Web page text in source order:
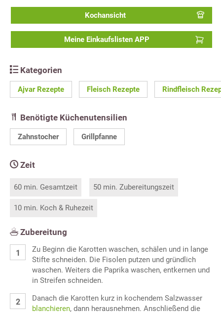
Kochansicht
Meine Einkaufslisten APP
Kategorien
Ajvar Rezepte Fleisch Rezepte Rindfleisch
Benötigte Küchenutensilien
Zahnstocher Grillpfanne
Zeit
60 min. Gesamtzeit 50 min. Zubereitungszeit
10 min. Koch & Ruhezeit
Zubereitung
Zu Beginn die Karotten waschen, schälen und in lange
Stifte schneiden. Die Fisolen putzen und gründlich
waschen. Weiters die Paprika waschen, entkernen und
in Streifen schneiden.
Danach die Karotten kurz in kochendem Salzwasser
blanchieren, dann herausnehmen. Anschließend die